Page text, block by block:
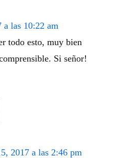
a las 10:22 am
todo esto, muy bien
Si señor!
2017 a las 2:46 pm